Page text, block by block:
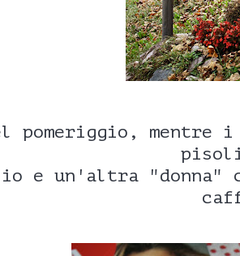
pomeriggio, mentre
io e un'altra "donna"